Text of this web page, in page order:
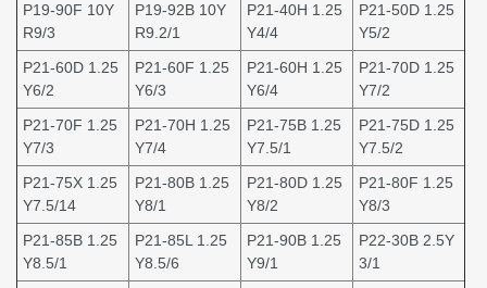
P19-90F 10Y
R9/3
P19-92B 10Y
R9.2/1
P21-40H 1.25
Y4/4
P21-50D 1.25
Y5/2
P21-60D 1.25
Y6/2
P21-60F 1.25
Y6/3
P21-60H 1.25
Y6/4
P21-70D 1.25
Y7/2
P21-70F 1.25
Y7/3
P21-70H 1.25
Y7/4
P21-75B 1.25
Y7.5/1
P21-75D 1.25
Y7.5/2
P21-75X 1.25
Y7.5/14
P21-80B 1.25
Y8/1
P21-80D 1.25
Y8/2
P21-80F 1.25
Y8/3
P21-85B 1.25
Y8.5/1
P21-85L 1.25
Y8.5/6
P21-90B 1.25
Y9/1
P22-30B 2.5Y
3/1